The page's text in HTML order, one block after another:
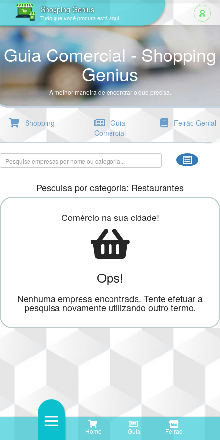
Shopping Genius
Tudo que você procura está aqui
Home Guia Feirao
Guia Comercial - Shopping
Genius
A melhor maneira de encontrar o que precisa.
Shopping
Guia
Comercial
Feirão Genial
Pesquisa por categoria: Restaurantes
Comércio na sua cidade!
Ops!
Nenhuma empresa encontrada. Tente efetuar a
pesquisa novamente utilizando outro termo.